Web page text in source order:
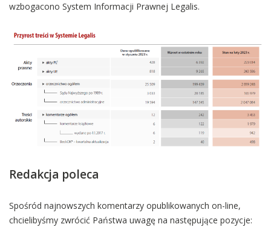
wzbogacono System Informacji Prawnej Legalis.
Redakcja poleca
Spośród najnowszych komentarzy opublikowanych on-line,
chcielibyśmy zwrócić Państwa uwagę na następujące pozycje: